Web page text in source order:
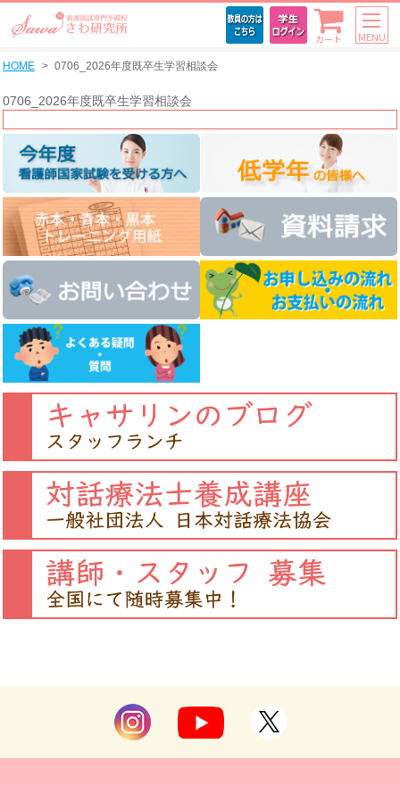
カート MENU
HOME 0706_2026年度既卒生学習相談会
0706_2026年度既卒生学習相談会